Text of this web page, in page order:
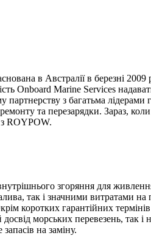
в Австралії в березні
Onboard Marine Services
з багатьма лідерами
та перезарядки. Зараз,
з ROYPOW.
згоряння для
так і значними витратами
коротких гарантійних
морських перевезень, так і
на заміну.